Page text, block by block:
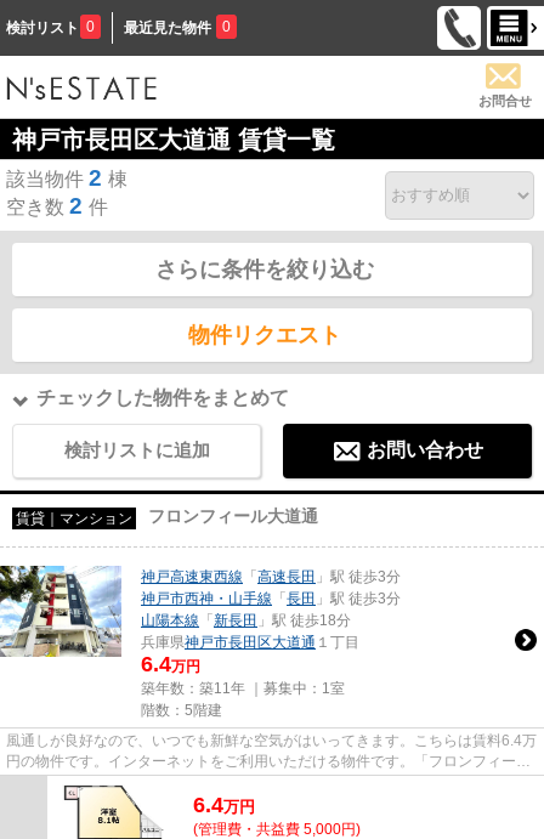
検討リスト 0 最近見た物件 0
お問合せ
神戸市長田区大道通 賃貸一覧
該当物件 2 棟
空き数 2 件
さらに条件を絞り込む
物件リクエスト
チェックした物件をまとめて
検討リストに追加 お問い合わせ
賃貸｜マンション フロンフィール大道通
神戸高速東西線 「 高速長田 」駅 徒歩3分
神戸市西神・山手線 「 長田 」駅 徒歩3分
山陽本線 「 新長田 」駅 徒歩18分
兵庫県神戸市長田区大道通 １丁目
6.4万円
築年数：築11年 ｜募集中： 1室
階数：5階建
風通しが良好なので、いつでも新鮮な空気がはいってきます。こちらは賃料6.4万
円の物件です。インターネットをご利用いただける物件です。「フロンフィール
大道通」のここがイチオシ。...
6.4万円
(管理費・共益費 5,000円)